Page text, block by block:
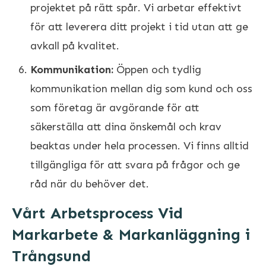
projektet på rätt spår. Vi arbetar effektivt
för att leverera ditt projekt i tid utan att ge
avkall på kvalitet.
Kommunikation: Öppen och tydlig
kommunikation mellan dig som kund och oss
som företag är avgörande för att
säkerställa att dina önskemål och krav
beaktas under hela processen. Vi finns alltid
tillgängliga för att svara på frågor och ge
råd när du behöver det.
Vårt Arbetsprocess Vid
Markarbete & Markanläggning i
Trångsund